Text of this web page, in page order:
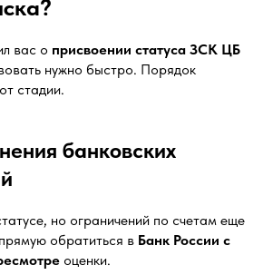
вас о присвоении статуса ЗСК ЦБ
нужно быстро. Порядок
стадии.
банковских
но ограничений по счетам еще
обратиться в Банк России с
оценки.